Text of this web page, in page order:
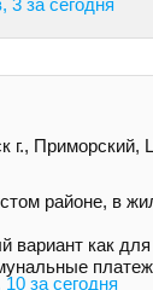
3 за сегодня
г., Приморский,
районе, в
как для
за сегодня